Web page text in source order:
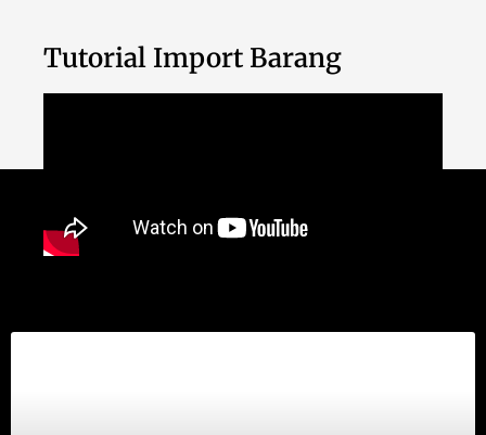
Tutorial Import Barang